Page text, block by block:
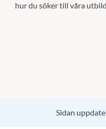
hur du söker till våra
Sidan